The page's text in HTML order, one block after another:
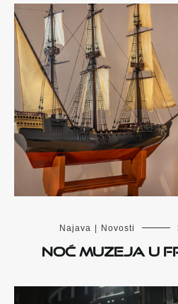
Najava | Novosti
NOĆ MUZEJA U